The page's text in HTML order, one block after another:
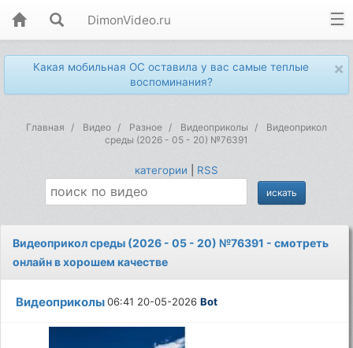
DimonVideo.ru
×
Какая мобильная ОС оставила у вас самые теплые
воспоминания?
Главная Видео Разное Видеоприколы
Видеоприкол
среды (2026 - 05 - 20) №76391
категории RSS
Видеоприкол среды (2026 - 05 - 20) №76391 - смотреть
онлайн в хорошем качестве
Видеоприколы06:41 20-05-2026Bot